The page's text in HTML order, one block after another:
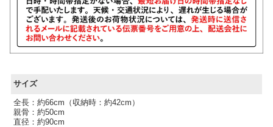
サイズ
全長：約66cm（収納時：約42cm）
親骨：約50cm
直径：約90cm